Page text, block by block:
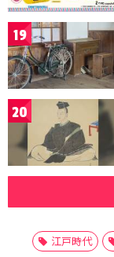
19
20
江戸時代